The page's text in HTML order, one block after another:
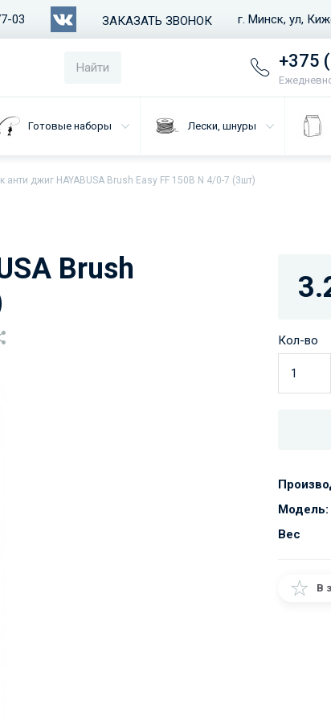
03 ЗАКАЗАТЬ ЗВОНОК г. Минск, ул,
Найти +375
Готовые наборы Лески, шнуры
анти джиг HAYABUSA Brush Easy FF 150B N 4/0-7 (3шт)
Brush
Кол-во
Модель:
Вес
В